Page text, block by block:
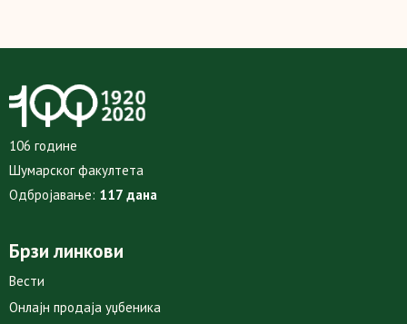
106 године
Шумарског факултета
Одбројавање: 117 дана
Брзи линкови
Вести
Онлајн продаја уџбеника